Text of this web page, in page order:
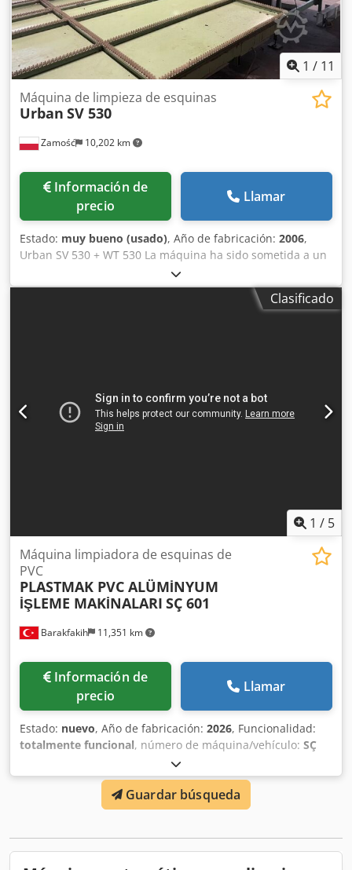
1 / 11
Zamość 10,202 km
Máquina de limpieza de esquinas
Urban SV 530
Información de
precio
Llamar
Estado: muy bueno (usado), Año de fabricación: 2006,
Urban SV 530 + WT 530 La máquina ha sido sometida a un
servicio mecánico profesional . Listo para su uso. Dedjnzh
Abepfx Agkock Voy a enviar un video de la máquina en
Clasificado
1 / 5
Barakfakih 11,351 km
Máquina limpiadora de esquinas de
PVC
PLASTMAK PVC ALÜMİNYUM
İŞLEME MAKİNALARI SÇ 601
Información de
precio
Llamar
Estado: nuevo, Año de fabricación: 2026, Funcionalidad:
totalmente funcional, número de máquina/vehículo: SÇ
601 PVC Köşe temizleme makinesi ( 3 Bıçak)
a las normas CE. Djdperbid Iofx Agksck - Limpieza de las
esquinas de los perfiles de PVC después de la soldadura -
Limpieza de las superficies superior e inferior de las
superficie y de las esquinas para perfiles acrílicos -
Guardar búsqueda